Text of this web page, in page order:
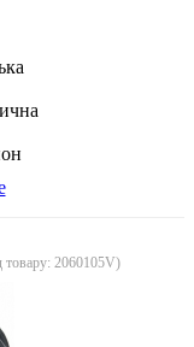
товару: 2060105V)